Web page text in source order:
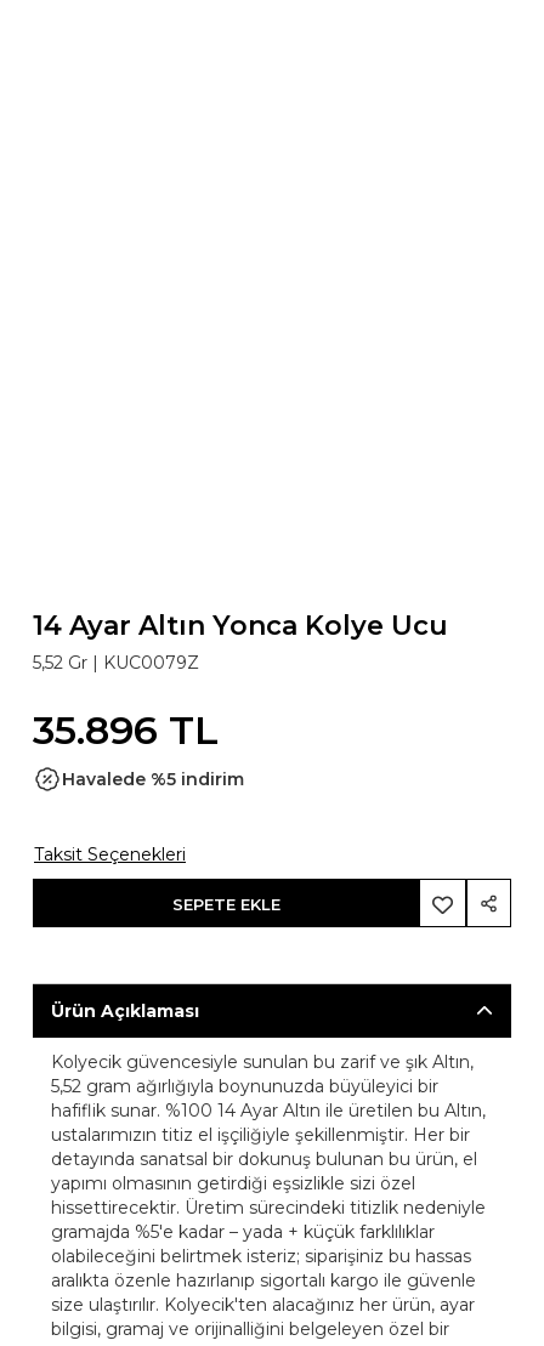
14 Ayar Altın Yonca Kolye Ucu
5,52 Gr | KUC0079Z
35.896 TL
Havalede %5 indirim
Taksit Seçenekleri
SEPETE EKLE
Ürün Açıklaması
Kolyecik güvencesiyle sunulan bu zarif ve şık Altın,
5,52 gram ağırlığıyla boynunuzda büyüleyici bir
hafiflik sunar. %100 14 Ayar Altın ile üretilen bu Altın,
ustalarımızın titiz el işçiliğiyle şekillenmiştir. Her bir
detayında sanatsal bir dokunuş bulunan bu ürün, el
yapımı olmasının getirdiği eşsizlikle sizi özel
hissettirecektir. Üretim sürecindeki titizlik nedeniyle
gramajda %5'e kadar – yada + küçük farklılıklar
olabileceğini belirtmek isteriz; siparişiniz bu hassas
aralıkta özenle hazırlanıp sigortalı kargo ile güvenle
size ulaştırılır. Kolyecik'ten alacağınız her ürün, ayar
bilgisi, gramaj ve orijinalliğini belgeleyen özel bir